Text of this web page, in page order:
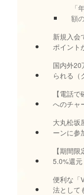
「
額
新規入会
ポイント
国内外20
られる（
【電話
へのチャ
大丸松坂
ーンに参
【期間
5.0%還元
便利な「
法として